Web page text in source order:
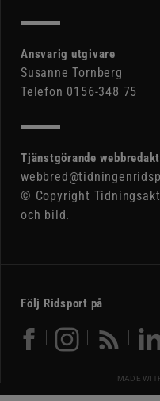
Ansvarig utgivare
Susanne Tornberg
Telefon 0156-348 75
Tjänstgörande
© Copyright
och bild.
Följ Ridsport på
MADE